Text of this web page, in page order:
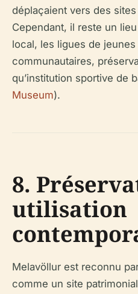
déplaçaient vers des
Cependant, il reste un
local, les ligues de
communautaires,
qu’institution sportive de
Museum).
8.
utilisation
Melavöllur est reconnu
comme un site